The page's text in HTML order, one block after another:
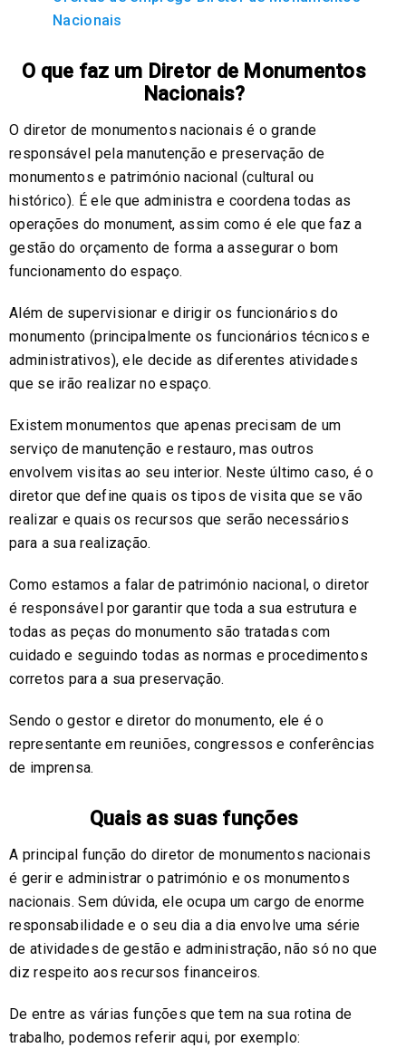
Nacionais
O que faz um Diretor de Monumentos
Nacionais?
O diretor de monumentos nacionais é o grande
responsável pela manutenção e preservação de
monumentos e património nacional (cultural ou
histórico). É ele que administra e coordena todas as
operações do monument, assim como é ele que faz a
gestão do orçamento de forma a assegurar o bom
funcionamento do espaço.
Além de supervisionar e dirigir os funcionários do
monumento (principalmente os funcionários técnicos e
administrativos), ele decide as diferentes atividades
que se irão realizar no espaço.
Existem monumentos que apenas precisam de um
serviço de manutenção e restauro, mas outros
envolvem visitas ao seu interior. Neste último caso, é o
diretor que define quais os tipos de visita que se vão
realizar e quais os recursos que serão necessários
para a sua realização.
Como estamos a falar de património nacional, o diretor
é responsável por garantir que toda a sua estrutura e
todas as peças do monumento são tratadas com
cuidado e seguindo todas as normas e procedimentos
corretos para a sua preservação.
Sendo o gestor e diretor do monumento, ele é o
representante em reuniões, congressos e conferências
de imprensa.
Quais as suas funções
A principal função do diretor de monumentos nacionais
é gerir e administrar o património e os monumentos
nacionais. Sem dúvida, ele ocupa um cargo de enorme
responsabilidade e o seu dia a dia envolve uma série
de atividades de gestão e administração, não só no que
diz respeito aos recursos financeiros.
De entre as várias funções que tem na sua rotina de
trabalho, podemos referir aqui, por exemplo: